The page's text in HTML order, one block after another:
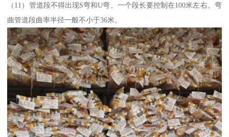
（11）管道段不得出现S弯和U弯。一个段长要控制在100米左右。弯
曲管道段曲率半径一般不小于36米。